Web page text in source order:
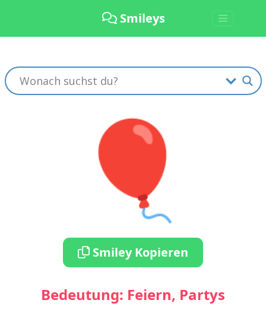
Smileys
🎈
Smiley Kopieren
Bedeutung: Feiern, Partys